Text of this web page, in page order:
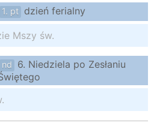
1. pt dzień ferialny
Mszy św.
nd
6. Niedziela po Zesłaniu